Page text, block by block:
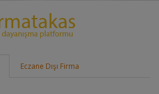
Eczane Dışı Firma